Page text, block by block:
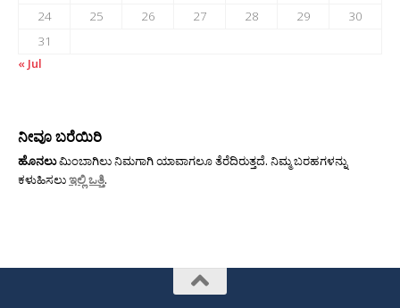
24
25 26 27 28 29
30
31
« Jul
ನೀವೂ ಬರೆಯಿರಿ
ಹೊನಲುಮಿಂಬಾಗಿಲು ನಿಮಗಾಗಿ ಯಾವಾಗಲೂ ತೆರೆದಿರುತ್ತದೆ. ನಿಮ್ಮ ಬರಹಗಳನ್ನು
ಕಳುಹಿಸಲುಇಲ್ಲಿ ಒತ್ತಿ.